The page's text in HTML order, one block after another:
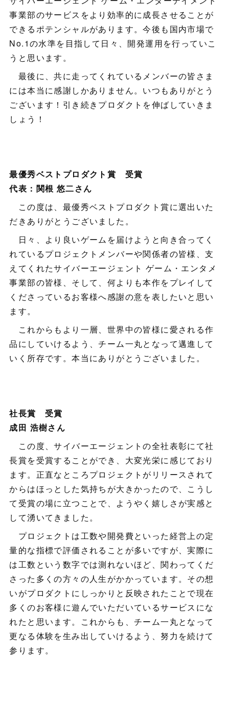
事業部のサービスをより効率的に成長させることが
できるポテンシャルがあります。今後も国内市場で
No.1の水準を目指して日々、開発運用を行っていこ
うと思います。
最後に、共に走ってくれているメンバーの皆さま
には本当に感謝しかありません。いつもありがとう
ございます！引き続きプロダクトを伸ばしていきま
しょう！
最優秀ベストプロダクト賞 受賞
代表：関根 悠二さん
この度は、最優秀ベストプロダクト賞に選出いた
だきありがとうございました。
日々、より良いゲームを届けようと向き合ってく
れているプロジェクトメンバーや関係者の皆様、支
えてくれたサイバーエージェント ゲーム・エンタメ
事業部の皆様、そして、何よりも本作をプレイして
くださっているお客様へ感謝の意を表したいと思い
ます。
これからもより一層、世界中の皆様に愛される作
品にしていけるよう、チーム一丸となって邁進して
いく所存です。本当にありがとうございました。
社長賞 受賞
成田 浩樹さん
この度、サイバーエージェントの全社表彰にて社
長賞を受賞することができ、大変光栄に感じており
ます。正直なところプロジェクトがリリースされて
からはほっとした気持ちが大きかったので、こうし
て受賞の場に立つことで、ようやく嬉しさが実感と
して湧いてきました。
プロジェクトは工数や開発費といった経営上の定
量的な指標で評価されることが多いですが、実際に
は工数という数字では測れないほど、関わってくだ
さった多くの方々の人生がかかっています。その想
いがプロダクトにしっかりと反映されたことで現在
多くのお客様に遊んでいただいているサービスにな
れたと思います。これからも、チーム一丸となって
更なる体験を生み出していけるよう、努力を続けて
参ります。